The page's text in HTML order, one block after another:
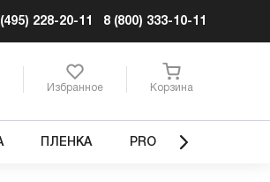
228-20-11 8 (800) 333-10-11
Избранное Корзина
ПЛЕНКА PRO